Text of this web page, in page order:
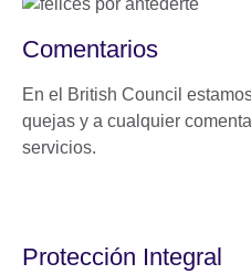
Comentarios
En el British Council
quejas y a cualquier
servicios.
Protección Integral